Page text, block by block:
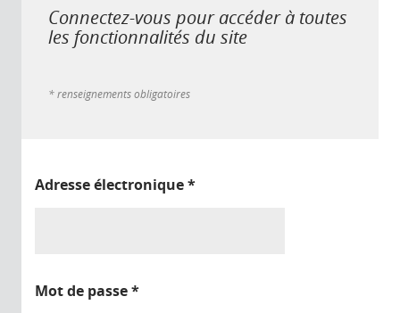
Connectez-vous pour accéder à toutes
les fonctionnalités du site
* renseignements obligatoires
Adresse électronique*
Mot de passe*